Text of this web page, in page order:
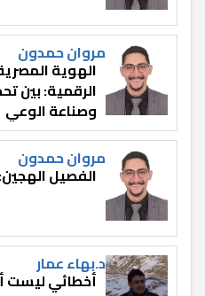
مروان حمدون
الهوية
الرقمية: بين
وصناعة الوعي
مروان حمدون
الفصيل
د.بهاء عمار
أخطائي ليست